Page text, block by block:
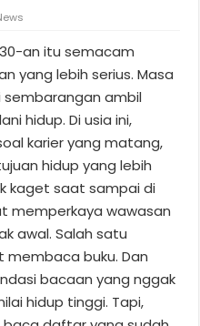
an itu semacam
yang lebih serius. Masa
sembarangan ambil
hidup. Di usia ini,
karier yang matang,
hidup yang lebih
kaget saat sampai di
memperkaya wawasan
awal. Salah satu
buku. Dan
bacaan yang nggak
hidup tinggi. Tapi,